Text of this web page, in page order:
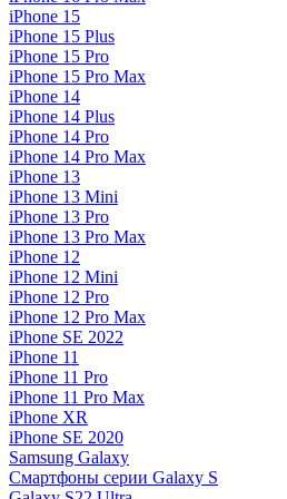
iPhone 15
iPhone 15 Plus
iPhone 15 Pro
iPhone 15 Pro Max
iPhone 14
iPhone 14 Plus
iPhone 14 Pro
iPhone 14 Pro Max
iPhone 13
iPhone 13 Mini
iPhone 13 Pro
iPhone 13 Pro Max
iPhone 12
iPhone 12 Mini
iPhone 12 Pro
iPhone 12 Pro Max
iPhone SE 2022
iPhone 11
iPhone 11 Pro
iPhone 11 Pro Max
iPhone XR
iPhone SE 2020
Samsung Galaxy
Смартфоны серии Galaxy S